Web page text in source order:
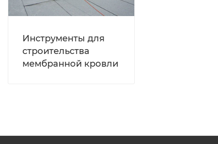
Инструменты для
строительства
мембранной кровли